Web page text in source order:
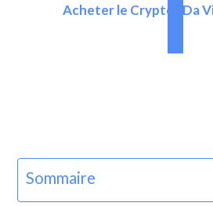
Acheter le Cryptex Da
Sommaire